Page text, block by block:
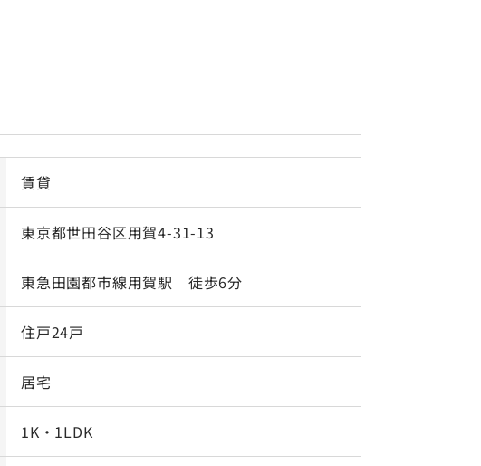
賃貸
東京都世田谷区用賀4-31-13
東急田園都市線用賀駅 徒歩6分
住戸24戸
居宅
1K・1LDK